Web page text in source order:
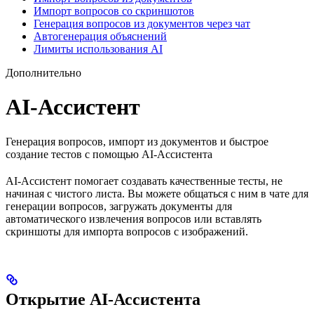
Импорт вопросов со скриншотов
Генерация вопросов из документов через чат
Автогенерация объяснений
Лимиты использования AI
Дополнительно
AI-Ассистент
Генерация вопросов, импорт из документов и быстрое
создание тестов с помощью AI-Ассистента
AI-Ассистент помогает создавать качественные тесты, не
начиная с чистого листа. Вы можете общаться с ним в чате для
генерации вопросов, загружать документы для
автоматического извлечения вопросов или вставлять
скриншоты для импорта вопросов с изображений.
Открытие AI-Ассистента